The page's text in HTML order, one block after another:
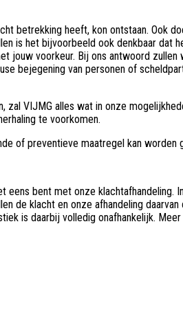
betrekking heeft, kon ontstaan. Ook
is het bijvoorbeeld ook denkbaar dat
jouw voorkeur. Bij ons antwoord zullen
bejegening van personen of
VIJMG alles wat in onze
te voorkomen.
of preventieve maatregel kan worden
eens bent met onze klachtafhandeling.
de klacht en onze afhandeling
is daarbij volledig onafhankelijk.